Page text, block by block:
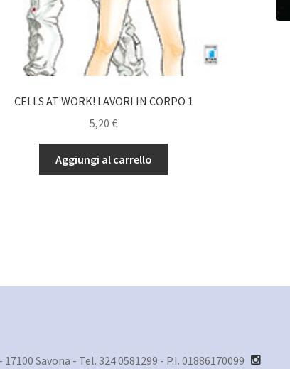
CELLS AT WORK! LAVORI IN CORPO 1
5,20€
Aggiungi al carrello
Savona - Tel. 324 0581299 - P.I. 01886170099